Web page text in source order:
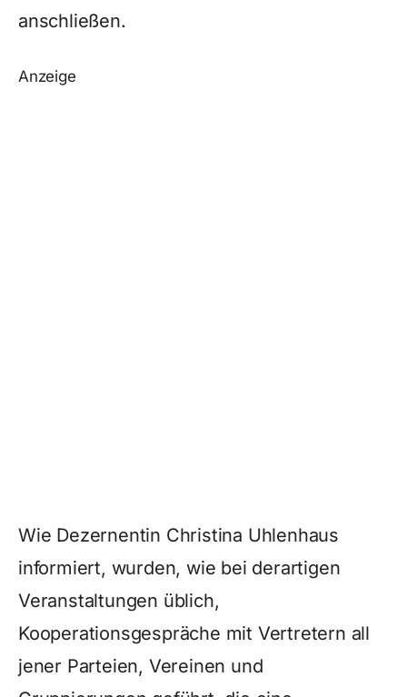
anschließen.
Anzeige
Wie Dezernentin Christina Uhlenhaus
informiert, wurden, wie bei derartigen
Veranstaltungen üblich,
Kooperationsgespräche mit Vertretern all
jener Parteien, Vereinen und